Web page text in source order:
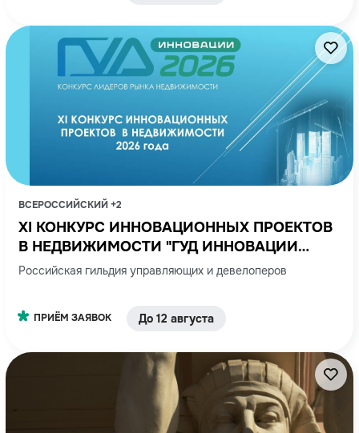
ВСЕРОССИЙСКИЙ +2
XI КОНКУРС ИННОВАЦИОННЫХ ПРОЕКТОВ
В НЕДВИЖИМОСТИ "ГУД ИННОВАЦИИ
2026" GOOD INNOVATIONS
Российская гильдия управляющих и девелоперов
ПРИЁМ ЗАЯВОК До 12 августа